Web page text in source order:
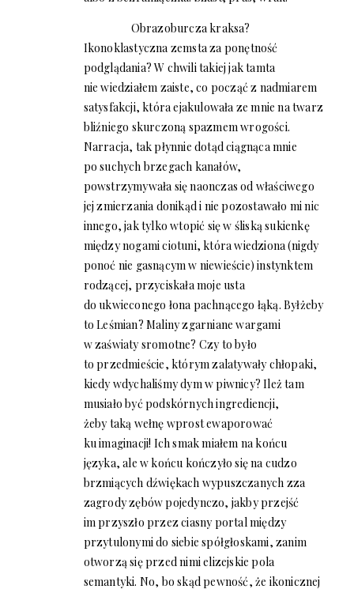
Obrazoburcza kraksa?
Ikonoklastyczna zemsta za ponętność
podglądania? W chwili takiej jak tamta
nie wiedziałem zaiste, co począć z nadmiarem
satysfakcji, która ejakulowała ze mnie na twarz
bliźniego skurczoną spazmem wrogości.
Narracja, tak płynnie dotąd ciągnąca mnie
po suchych brzegach kanałów,
powstrzymywała się naonczas od właściwego
jej zmierzania donikąd i nie pozostawało mi nic
innego, jak tylko wtopić się w śliską sukienkę
między nogami ciotuni, która wiedziona (nigdy
ponoć nie gasnącym w niewieście) instynktem
rodzącej, przyciskała moje usta
do ukwieconego łona pachnącego łąką. Byłżeby
to Leśmian? Maliny zgarniane wargami
w zaświaty sromotne? Czy to było
to przedmieście, którym zalatywały chłopaki,
kiedy wdychaliśmy dym w piwnicy? Ileż tam
musiało być podskórnych ingrediencji,
żeby taką wełnę wprost ewaporować
ku imaginacji! Ich smak miałem na końcu
języka, ale w końcu kończyło się na cudzo
brzmiących dźwiękach wypuszczanych zza
zagrody zębów pojedynczo, jakby przejść
im przyszło przez ciasny portal między
przytulonymi do siebie spółgłoskami, zanim
otworzą się przed nimi elizejskie pola
semantyki. No, bo skąd pewność, że ikonicznej